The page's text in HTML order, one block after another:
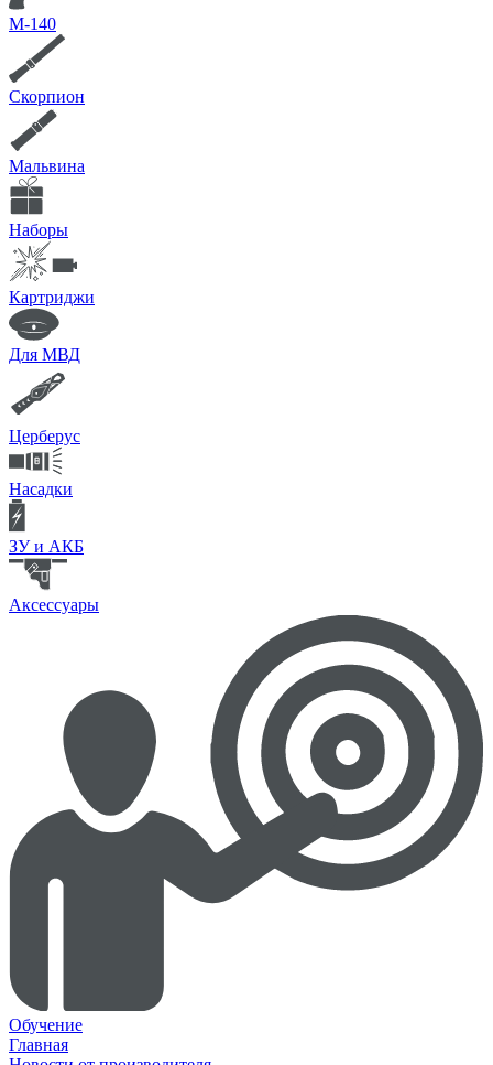
М-140
Скорпион
Мальвина
Наборы
Картриджи
Для МВД
Церберус
Насадки
ЗУ и АКБ
Аксессуары
Обучение
Главная